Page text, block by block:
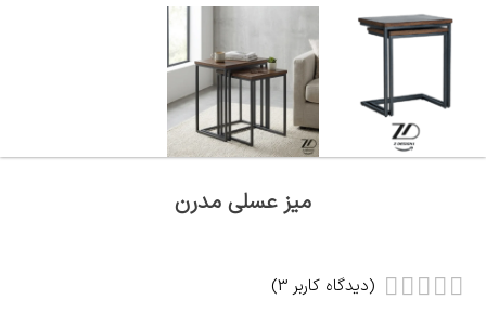
میز عسلی مدرن
(دیدگاه کاربر 3
)